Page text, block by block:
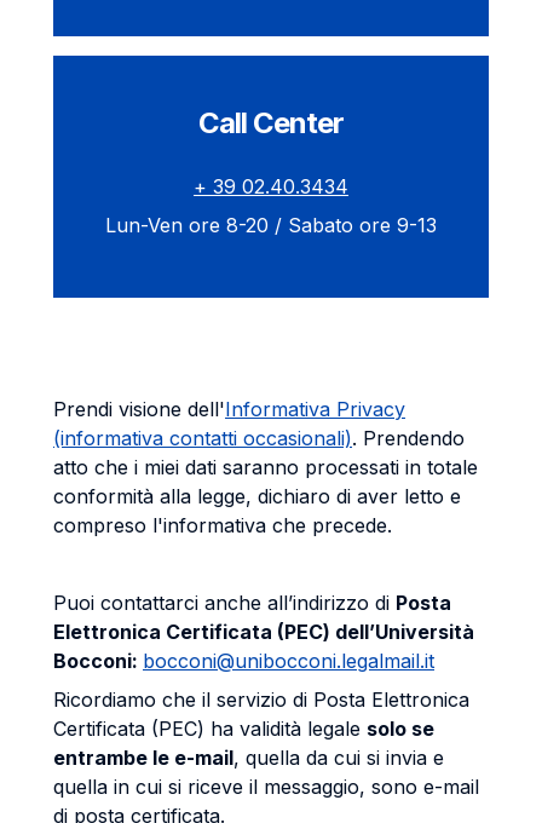
Call Center
+ 39 02.40.3434
Lun-Ven ore 8-20 / Sabato ore 9-13
Prendi visione dell'Informativa Privacy
(informativa contatti occasionali). Prendendo
atto che i miei dati saranno processati in totale
conformità alla legge, dichiaro di aver letto e
compreso l'informativa che precede.
Puoi contattarci anche all’indirizzo di Posta
Elettronica Certificata (PEC) dell’Università
Bocconi: bocconi@unibocconi.legalmail.it
Ricordiamo che il servizio di Posta Elettronica
Certificata (PEC) ha validità legale solo se
entrambe le e-mail, quella da cui si invia e
quella in cui si riceve il messaggio, sono e-mail
di posta certificata.